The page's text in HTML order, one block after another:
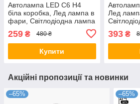
Автолампа LED C6 H4
біла коробка, Лед лампа в
фари, Світлодіодна лампа
259 ₴ 480 ₴
Купити
Лед
авто,
для авто
393₴
Акційні пропозиції та новинки
–65% –65%